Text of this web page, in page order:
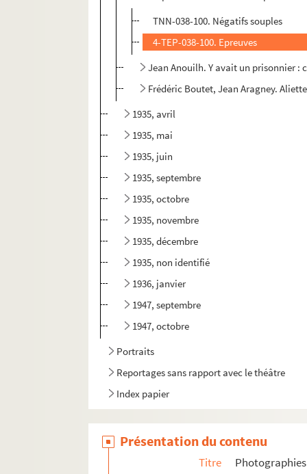
TNN-038-100. Négatifs souples
4-TEP-038-100. Epreuves
Jean Anouilh. Y avait un prisonnier :
Frédéric Boutet, Jean Aragney.
1935, avril
1935, mai
1935, juin
1935, septembre
1935, octobre
1935, novembre
1935, décembre
1935, non identifié
1936, janvier
1947, septembre
1947, octobre
Portraits
Reportages sans rapport avec le théâtre
Index papier
Présentation du contenu
Titre